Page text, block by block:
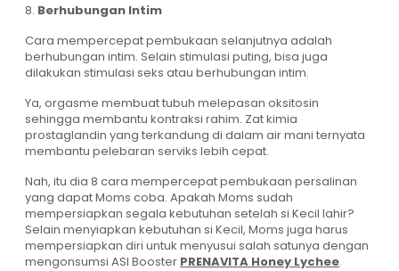
8. Berhubungan Intim
Cara mempercepat pembukaan selanjutnya adalah
berhubungan intim. Selain stimulasi puting, bisa juga
dilakukan stimulasi seks atau berhubungan intim.
Ya, orgasme membuat tubuh melepasan oksitosin
sehingga membantu kontraksi rahim. Zat kimia
prostaglandin yang terkandung di dalam air mani ternyata
membantu pelebaran serviks lebih cepat.
Nah, itu dia 8 cara mempercepat pembukaan persalinan
yang dapat Moms coba. Apakah Moms sudah
mempersiapkan segala kebutuhan setelah si Kecil lahir?
Selain menyiapkan kebutuhan si Kecil, Moms juga harus
mempersiapkan diri untuk menyusui salah satunya dengan
mengonsumsi ASI Booster PRENAVITA Honey Lychee.